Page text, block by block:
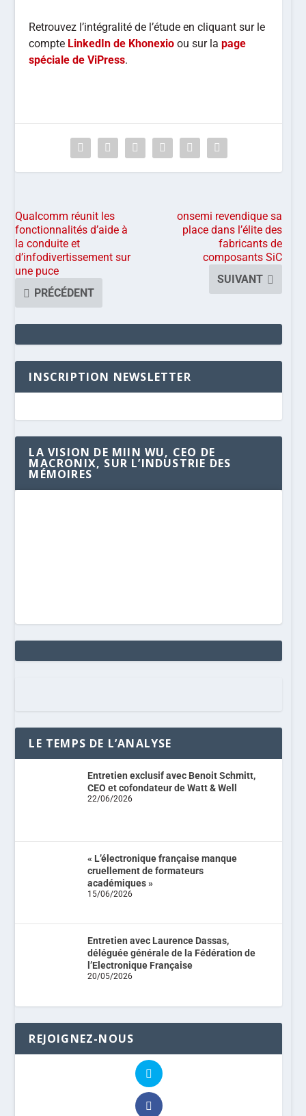
Retrouvez l’intégralité de l’étude en cliquant sur le
compte LinkedIn de Khonexio ou sur lapage
spéciale de ViPress.
Qualcomm réunit les
fonctionnalités d’aide à
la conduite et
d’infodivertissement sur
une puce
PRÉCÉDENT
onsemi revendique sa
place dans l’élite des
fabricants de
composants SiC
SUIVANT
INSCRIPTION NEWSLETTER
LA VISION DE MIIN WU, CEO DE
MACRONIX, SUR L’INDUSTRIE DES
MÉMOIRES
LE TEMPS DE L’ANALYSE
Entretien exclusif avec Benoit Schmitt,
CEO et cofondateur de Watt & Well
22/06/2026
« L’électronique française manque
cruellement de formateurs
académiques »
15/06/2026
Entretien avec Laurence Dassas,
déléguée générale de la Fédération de
l’Electronique Française
20/05/2026
REJOIGNEZ-NOUS